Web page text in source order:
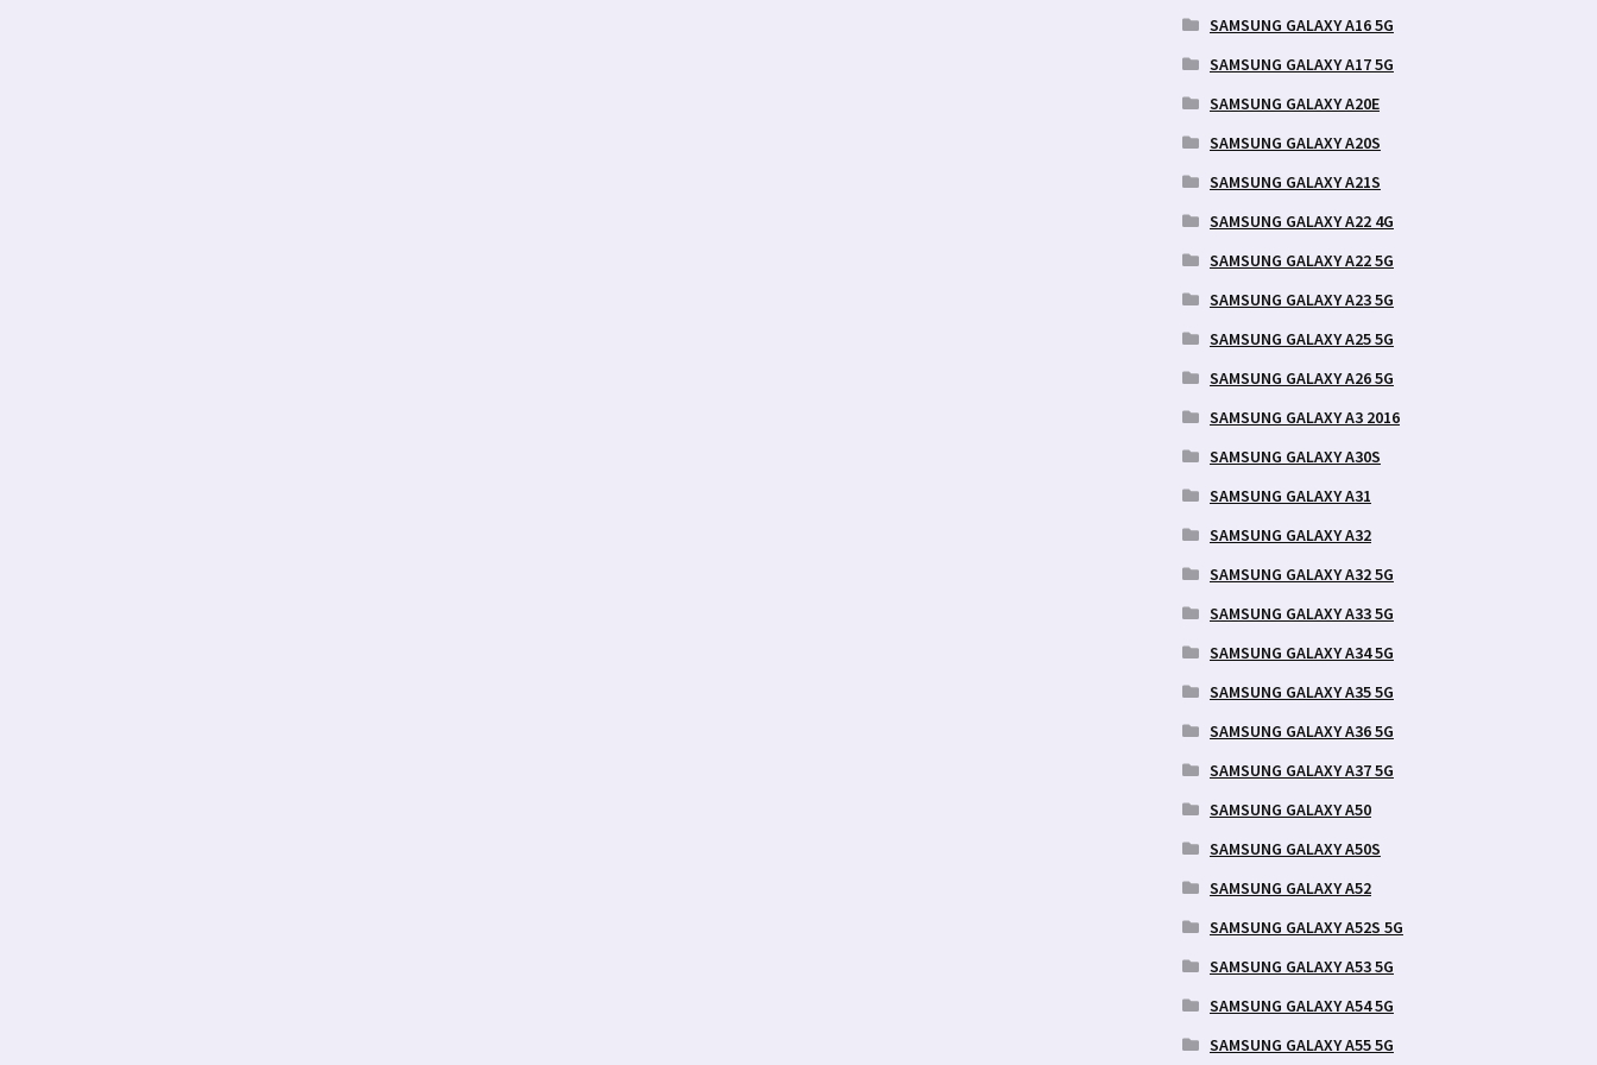
SAMSUNG GALAXY A16 5G
SAMSUNG GALAXY A17 5G
SAMSUNG GALAXY A20E
SAMSUNG GALAXY A20S
SAMSUNG GALAXY A21S
SAMSUNG GALAXY A22 4G
SAMSUNG GALAXY A22 5G
SAMSUNG GALAXY A23 5G
SAMSUNG GALAXY A25 5G
SAMSUNG GALAXY A26 5G
SAMSUNG GALAXY A3 2016
SAMSUNG GALAXY A30S
SAMSUNG GALAXY A31
SAMSUNG GALAXY A32
SAMSUNG GALAXY A32 5G
SAMSUNG GALAXY A33 5G
SAMSUNG GALAXY A34 5G
SAMSUNG GALAXY A35 5G
SAMSUNG GALAXY A36 5G
SAMSUNG GALAXY A37 5G
SAMSUNG GALAXY A50
SAMSUNG GALAXY A50S
SAMSUNG GALAXY A52
SAMSUNG GALAXY A52S 5G
SAMSUNG GALAXY A53 5G
SAMSUNG GALAXY A54 5G
SAMSUNG GALAXY A55 5G